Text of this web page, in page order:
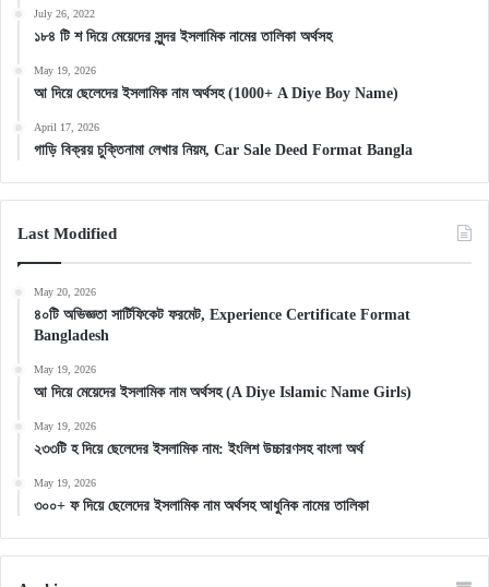
July 26, 2022
১৮৪ টি শ দিয়ে মেয়েদের সুন্দর ইসলামিক নামের তালিকা অর্থসহ
May 19, 2026
আ দিয়ে ছেলেদের ইসলামিক নাম অর্থসহ (1000+ A Diye Boy Name)
April 17, 2026
গাড়ি বিক্রয় চুক্তিনামা লেখার নিয়ম, Car Sale Deed Format Bangla
Last Modified
May 20, 2026
৪০টি অভিজ্ঞতা সার্টিফিকেট ফরমেট, Experience Certificate Format
Bangladesh
May 19, 2026
আ দিয়ে মেয়েদের ইসলামিক নাম অর্থসহ (A Diye Islamic Name Girls)
May 19, 2026
২৩৩টি হ দিয়ে ছেলেদের ইসলামিক নাম: ইংলিশ উচ্চারণসহ বাংলা অর্থ
May 19, 2026
৩০০+ ফ দিয়ে ছেলেদের ইসলামিক নাম অর্থসহ আধুনিক নামের তালিকা